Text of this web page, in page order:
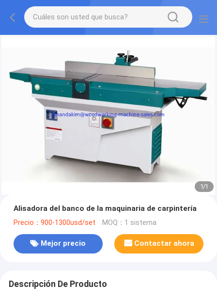
1/1
Alisadora del banco de la maquinaria de carpintería
Precio：900-1300usd/set MOQ：1 sistema
Mejor precio Contactar ahora
Descripción De Producto